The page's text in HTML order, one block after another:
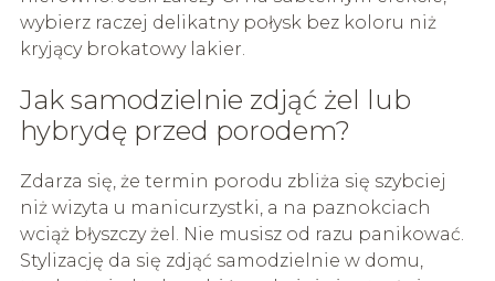
wybierz raczej delikatny połysk bez koloru niż
kryjący brokatowy lakier.
Jak samodzielnie zdjąć żel lub
hybrydę przed porodem?
Zdarza się, że termin porodu zbliża się szybciej
niż wizyta u manicurzystki, a na paznokciach
wciąż błyszczy żel. Nie musisz od razu panikować.
Stylizację da się zdjąć samodzielnie w domu,